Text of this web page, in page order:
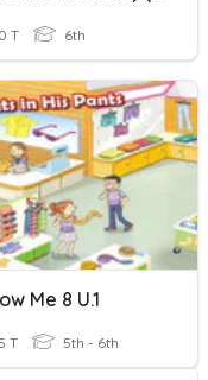
T 6th
Me 8 U.1
T 5th - 6th